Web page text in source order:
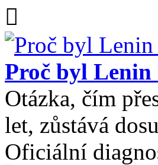
Proč byl Lenin
Otázka, čím
let, zůstává
Oficiální